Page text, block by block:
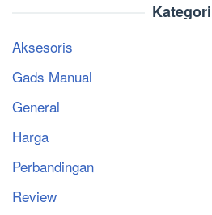
Kategori
Aksesoris
Gads Manual
General
Harga
Perbandingan
Review